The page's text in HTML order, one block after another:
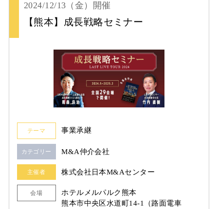
2024/12/13 （金） 開催
【熊本】成長戦略セミナー
カテゴリー M&A仲介会社
テーマ 事業承継
主催者 株式会社日本M&Aセンター
会場
ホテルメルパルク熊本
熊本市中央区水道町14-1（路面電車